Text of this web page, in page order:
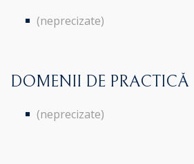
(neprecizate)
DOMENII DE PRACTICĂ
(neprecizate)